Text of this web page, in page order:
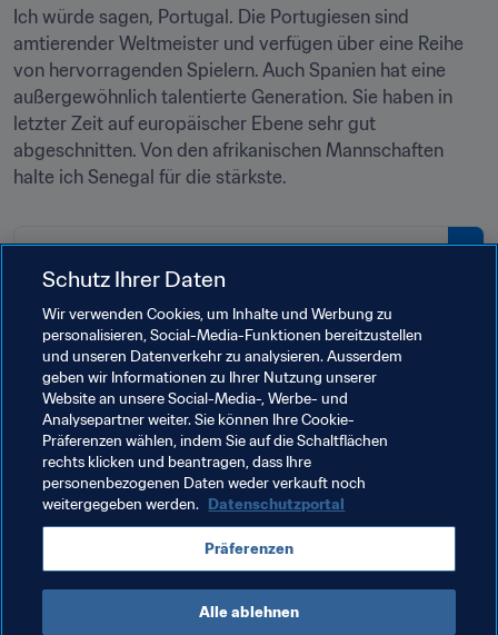
Ich würde sagen, Portugal. Die Portugiesen sind
amtierender Weltmeister und verfügen über eine Reihe
von hervorragenden Spielern. Auch Spanien hat eine
außergewöhnlich talentierte Generation. Sie haben in
letzter Zeit auf europäischer Ebene sehr gut
abgeschnitten. Von den afrikanischen Mannschaften
halte ich Senegal für die stärkste.
Spielplan der FIFA Beach Soccer-
WM Russland 2021™
Verwandte Themen
FIFA Beach-Soccer-Weltmeisterschaft Russland
2021™
Russia UEFA
Schutz Ihrer Daten
Wir verwenden Cookies, um Inhalte und Werbung zu
personalisieren, Social-Media-Funktionen bereitzustellen
und unseren Datenverkehr zu analysieren. Ausserdem
geben wir Informationen zu Ihrer Nutzung unserer
Website an unsere Social-Media-, Werbe- und
Analysepartner weiter. Sie können Ihre Cookie-
Präferenzen wählen, indem Sie auf die Schaltflächen
rechts klicken und beantragen, dass Ihre
personenbezogenen Daten weder verkauft noch
weitergegeben werden. Datenschutzportal
Präferenzen
Alle ablehnen